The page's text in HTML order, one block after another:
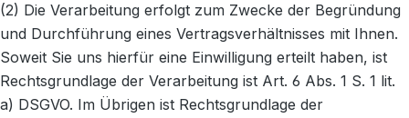
(2) Die Verarbeitung erfolgt zum Zwecke der Begründung
und Durchführung eines Vertragsverhältnisses mit Ihnen.
Soweit Sie uns hierfür eine Einwilligung erteilt haben, ist
Rechtsgrundlage der Verarbeitung ist Art. 6 Abs. 1 S. 1 lit.
a) DSGVO. Im Übrigen ist Rechtsgrundlage der